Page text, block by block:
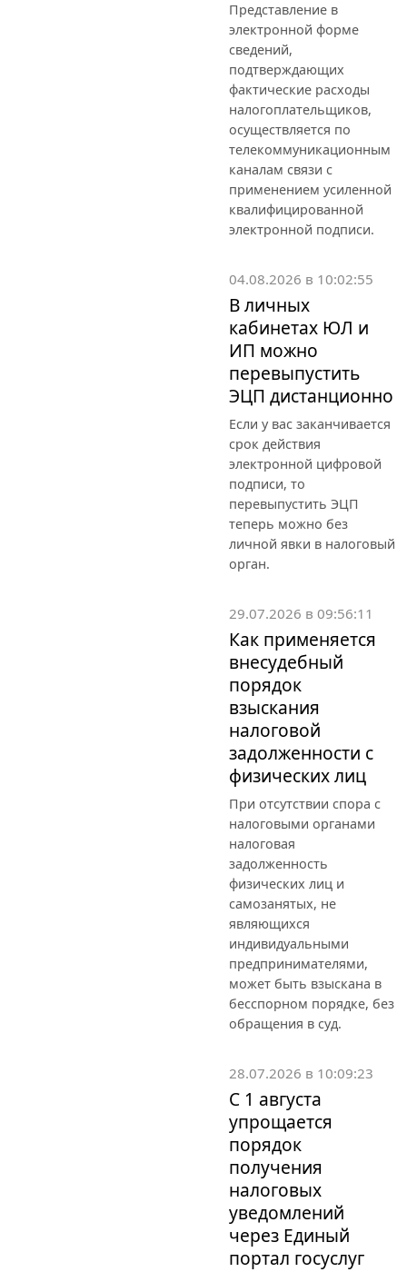
Представление в
электронной форме
сведений,
подтверждающих
фактические расходы
налогоплательщиков,
осуществляется по
телекоммуникационным
каналам связи с
применением усиленной
квалифицированной
электронной подписи.
04.08.2026 в 10:02:55
В личных
кабинетах ЮЛ и
ИП можно
перевыпустить
ЭЦП дистанционно
Если у вас заканчивается
срок действия
электронной цифровой
подписи, то
перевыпустить ЭЦП
теперь можно без
личной явки в налоговый
орган.
29.07.2026 в 09:56:11
Как применяется
внесудебный
порядок
взыскания
налоговой
задолженности с
физических лиц
При отсутствии спора с
налоговыми органами
налоговая
задолженность
физических лиц и
самозанятых, не
являющихся
индивидуальными
предпринимателями,
может быть взыскана в
бесспорном порядке, без
обращения в суд.
28.07.2026 в 10:09:23
С 1 августа
упрощается
порядок
получения
налоговых
уведомлений
через Единый
портал госуслуг